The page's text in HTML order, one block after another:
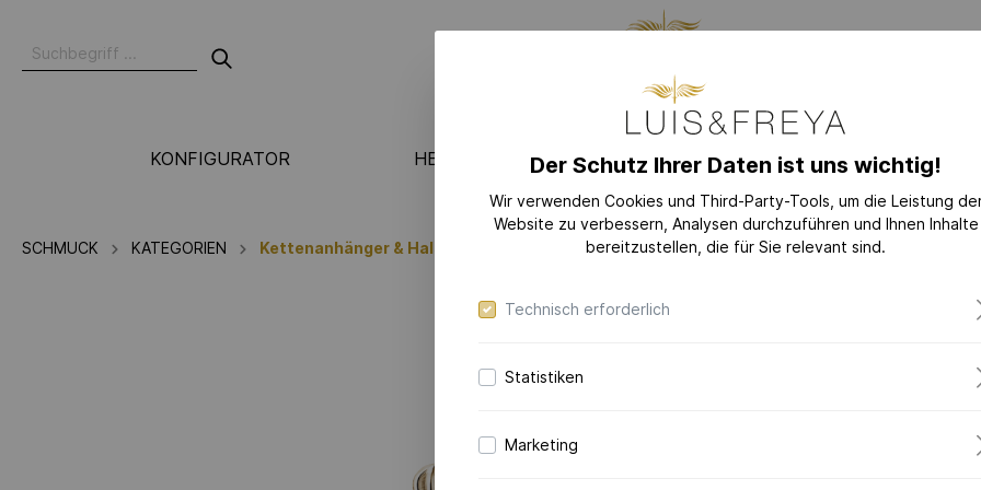
KONFIGURATOR HERSTELLUNG SCHMUCK
KOLLEKTIONEN
LOVE-LETTER
DAZZLING-
DAZZLING-
CERAMIC-
SCHMUCK KATEGORIEN Kettenanhänger & Halsketten
Der Schutz Ihrer Daten ist uns wichtig!
Wir verwenden Cookies und Third-Party-Tools, um die Leistung
Website zu verbessern, Analysen durchzuführen und Ihnen Inhalte
bereitzustellen, die für Sie relevant sind.
Technisch erforderlich
Statistiken
Marketing